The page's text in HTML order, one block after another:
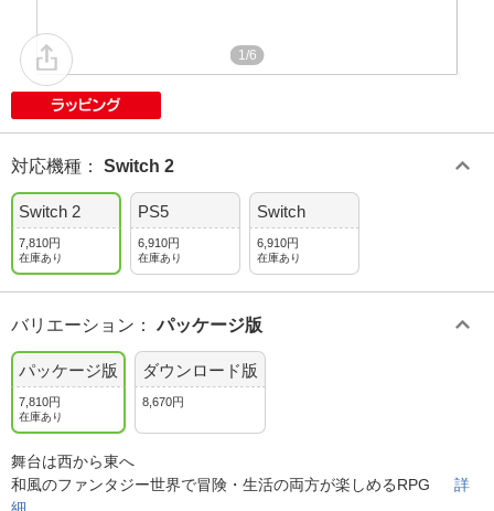
1/6
対応機種 ： Switch 2
Switch 2
7,810円
在庫あり
PS5
6,910円
在庫あり
Switch
6,910円
在庫あり
バリエーション ：パッケージ版
パッケージ版
7,810円
在庫あり
ダウンロード版
8,670円
舞台は西から東へ
和風のファンタジー世界で冒険・生活の両方が楽しめるRPG 詳
細